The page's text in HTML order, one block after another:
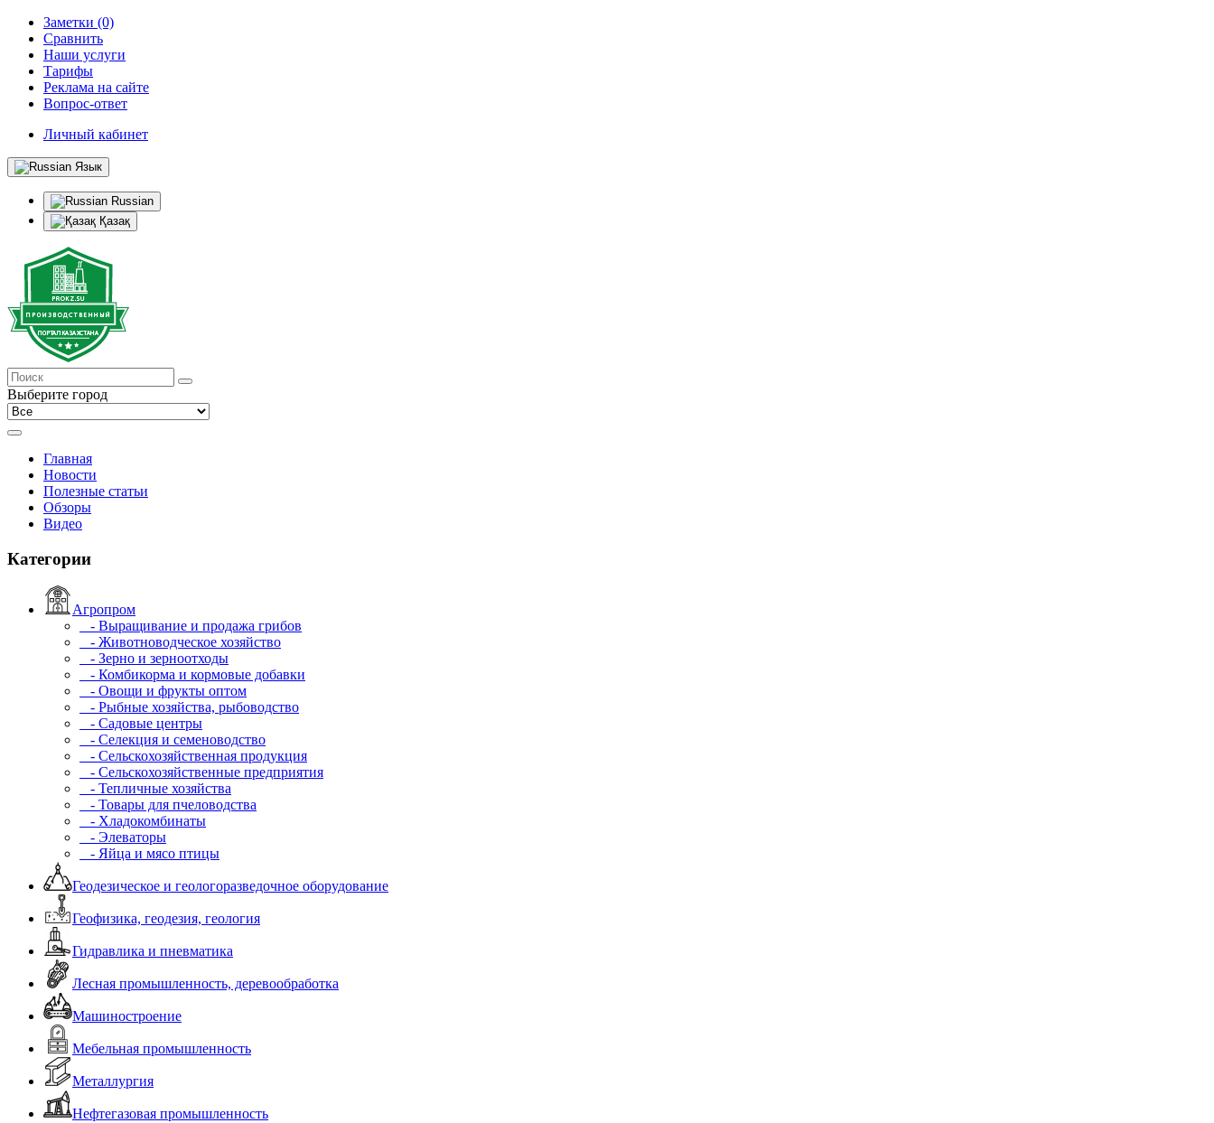
Заметки (0)
Сравнить
Наши услуги
Тарифы
Реклама на сайте
Вопрос-ответ
Личный кабинет
Язык
Russian
Қазақ
Выберите город
Главная
Новости
Полезные статьи
Обзоры
Видео
Категории
Агропром
- Выращивание и продажа грибов
- Животноводческое хозяйство
- Зерно и зерноотходы
- Комбикорма и кормовые добавки
- Овощи и фрукты оптом
- Рыбные хозяйства, рыбоводство
- Садовые центры
- Селекция и семеноводство
- Сельскохозяйственная продукция
- Сельскохозяйственные предприятия
- Тепличные хозяйства
- Товары для пчеловодства
- Хладокомбинаты
- Элеваторы
- Яйца и мясо птицы
Геодезическое и геологоразведочное оборудование
Геофизика, геодезия, геология
Гидравлика и пневматика
Лесная промышленность, деревообработка
Машиностроение
Мебельная промышленность
Металлургия
Нефтегазовая промышленность